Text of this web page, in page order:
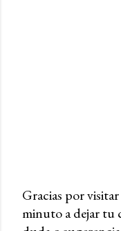
P
Gracias por
minuto a dejar tu